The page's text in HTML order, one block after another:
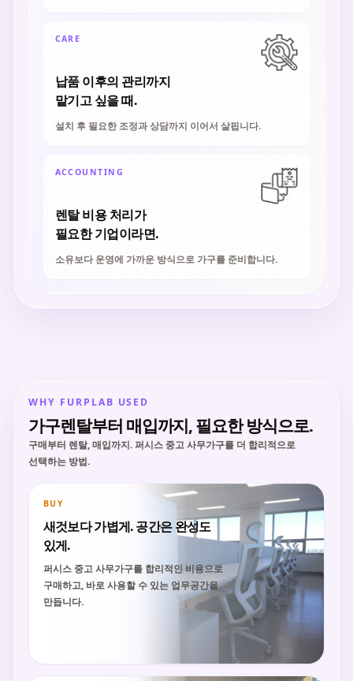
WHY FURPLAB USED
가구렌탈부터 매입까지, 필요한 방식으로.
구매부터 렌탈, 매입까지. 퍼시스 중고 사무가구를 더 합리적으로
선택하는 방법.
BUY
새것보다 가볍게. 공간은 완성도
있게.
퍼시스 중고 사무가구를 합리적인 비용으로
구매하고, 바로 사용할 수 있는 업무공간을
만듭니다.
CARE
납품 이후의 관리까지
맡기고 싶을 때.
설치 후 필요한 조정과 상담까지 이어서 살핍니다.
ACCOUNTING
렌탈 비용 처리가
필요한 기업이라면.
소유보다 운영에 가까운 방식으로 가구를 준비합니다.